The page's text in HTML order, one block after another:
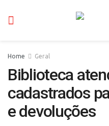
Home Geral
Biblioteca
cadastrados
e devoluções